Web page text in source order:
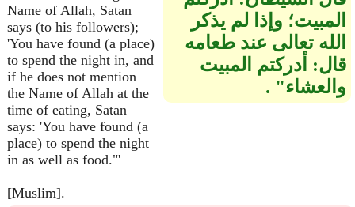
Name of Allah, Satan
says (to his followers);
'You have found (a place)
to spend the night in, and
if he does not mention
the Name of Allah at the
time of eating, Satan
says: 'You have found (a
place) to spend the night
in as well as food."'
[Muslim].
المبيت؛ وإذا لم يذكر
الله تعالى عند طعامه
قال‏:‏ أدركتم المبيت
والعشاء‏"‏ ‏.‏